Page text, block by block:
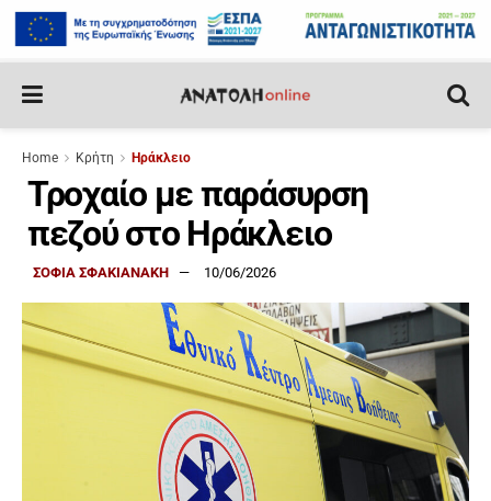
Home Κρήτη Ηράκλειο
Τροχαίο με παράσυρση
πεζού στο Ηράκλειο
ΣΟΦΙΑ ΣΦΑΚΙΑΝΑΚΗ 10/06/2026